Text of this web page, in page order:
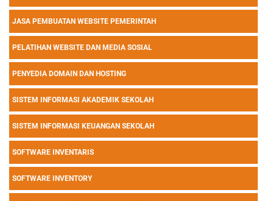
JASA PEMBUATAN WEBSITE PEMERINTAH
PELATIHAN WEBSITE DAN MEDIA SOSIAL
PENYEDIA DOMAIN DAN HOSTING
SISTEM INFORMASI AKADEMIK SEKOLAH
SISTEM INFORMASI KEUANGAN SEKOLAH
SOFTWARE INVENTARIS
SOFTWARE INVENTORY